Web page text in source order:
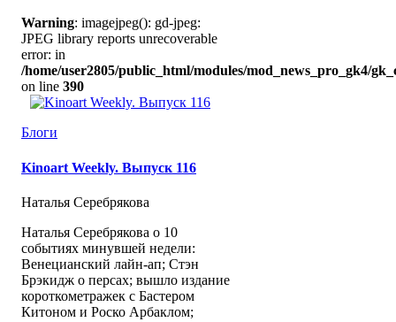
Warning: imagejpeg(): gd-jpeg:
JPEG library reports unrecoverable
error: in
/home/user2805/public_html/modules/mod_news_pro_gk4/
on line 390
Блоги
Kinoart Weekly. Выпуск 116
Наталья Серебрякова
Наталья Серебрякова о 10
событиях минувшей недели:
Венецианский лайн-ап; Стэн
Брэкидж о персах; вышло издание
короткометражек с Бастером
Китоном и Роско Арбаклом;